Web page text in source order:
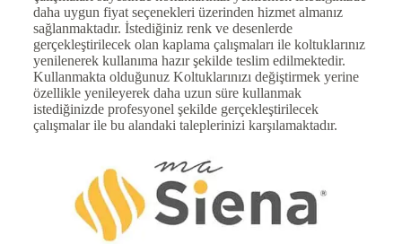
daha uygun fiyat seçenekleri üzerinden hizmet almanız
sağlanmaktadır. İstediğiniz renk ve desenlerde
gerçekleştirilecek olan kaplama çalışmaları ile koltuklarınız
yenilenerek kullanıma hazır şekilde teslim edilmektedir.
Kullanmakta olduğunuz Koltuklarınızı değiştirmek yerine
özellikle yenileyerek daha uzun süre kullanmak
istediğinizde profesyonel şekilde gerçekleştirilecek
çalışmalar ile bu alandaki taleplerinizi karşılamaktadır.